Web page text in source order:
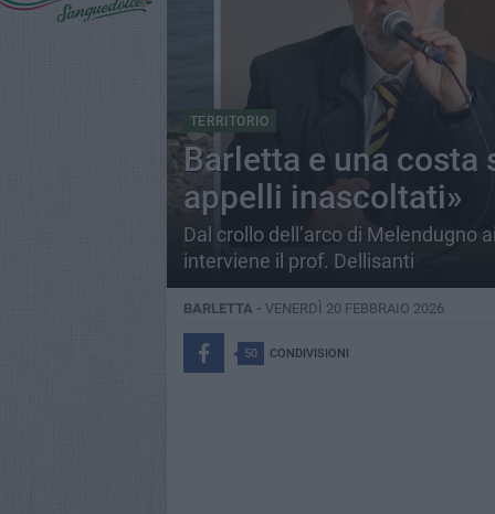
TERRITORIO
Barletta e una costa
appelli inascoltati»
Dal crollo dell’arco di Melendugno
interviene il prof. Dellisanti
BARLETTA - VENERDÌ 20 FEBBRAIO 2026
50 CONDIVISIONI